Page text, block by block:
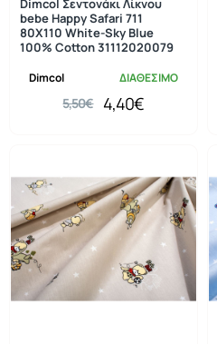
Dimcol ΔΙΑΘΕΣΙΜΟ
Dimcol Σεντονάκι Λίκνου
bebe Happy Safari 711
80X110 White-Sky Blue
100% Cotton 31112020079
4,40€
5,50€